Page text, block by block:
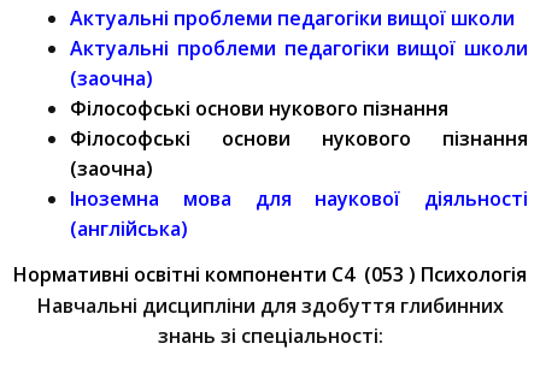
Актуальні проблеми педагогіки вищої школи
Актуальні проблеми педагогіки вищої школи
(заочна)
Філософські основи нукового пізнання
Філософські основи нукового пізнання
(заочна)
Іноземна мова для наукової діяльності
(англійська)
Нормативні освітні компоненти C4 (053 ) Психологія
Навчальні дисципліни для здобуття глибинних
знань зі спеціальності: